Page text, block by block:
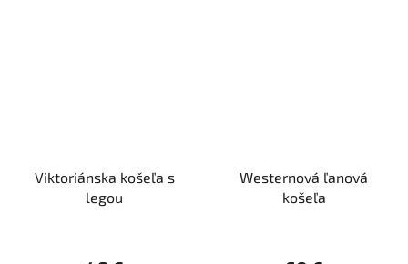
Viktoriánska košeľa s
legou
Westernová ľanová
košeľa